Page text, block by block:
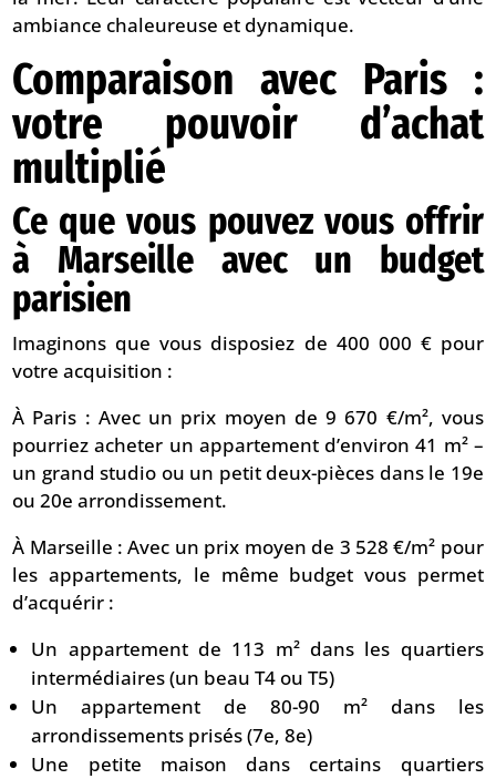
ambiance chaleureuse et dynamique.
Comparaison avec Paris :
votre pouvoir d’achat
multiplié
Ce que vous pouvez vous offrir
à Marseille avec un budget
parisien
Imaginons que vous disposiez de 400 000 € pour
votre acquisition :
À Paris : Avec un prix moyen de 9 670 €/m², vous
pourriez acheter un appartement d’environ 41 m² –
un grand studio ou un petit deux-pièces dans le 19e
ou 20e arrondissement.
À Marseille : Avec un prix moyen de 3 528 €/m² pour
les appartements, le même budget vous permet
d’acquérir :
Un appartement de 113 m² dans les quartiers
intermédiaires (un beau T4 ou T5)
Un appartement de 80-90 m² dans les
arrondissements prisés (7e, 8e)
Une petite maison dans certains quartiers